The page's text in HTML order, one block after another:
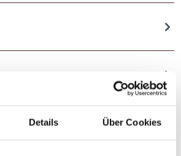
Details Über Cookies
drucken Frage zum Artikel